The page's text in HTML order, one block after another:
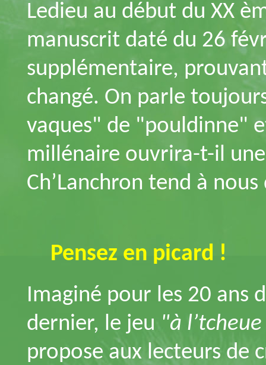
Ledieu au début du XX
manuscrit daté du 26
supplémentaire,
changé. On parle
vaques" de "pouldinne"
millénaire ouvrira-t-il
Ch’Lanchron tend à
Pensez en picard !
Imaginé pour les 20 ans
dernier, le jeu "à
propose aux lecteurs de